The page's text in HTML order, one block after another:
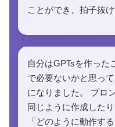
ことができ、拍子抜
自分はGPTsを作った
で必要ないかと思っ
になりました。 プロ
同じように作成した
「どのように動作す